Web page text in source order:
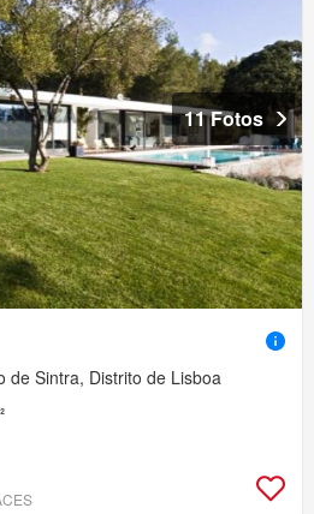
11 Fotos
de Sintra, Distrito de Lisboa